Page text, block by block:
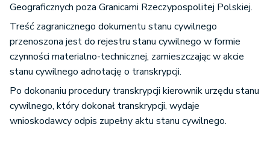
Geograficznych poza Granicami Rzeczypospolitej Polskiej.
Treść zagranicznego dokumentu stanu cywilnego
przenoszona jest do rejestru stanu cywilnego w formie
czynności materialno-technicznej, zamieszczając w akcie
stanu cywilnego adnotację o transkrypcji.
Po dokonaniu procedury transkrypcji kierownik urzędu stanu
cywilnego, który dokonał transkrypcji, wydaje
wnioskodawcy odpis zupełny aktu stanu cywilnego.